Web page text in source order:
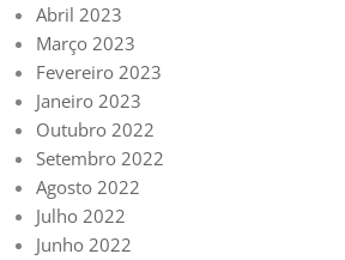
Abril 2023
Março 2023
Fevereiro 2023
Janeiro 2023
Outubro 2022
Setembro 2022
Agosto 2022
Julho 2022
Junho 2022